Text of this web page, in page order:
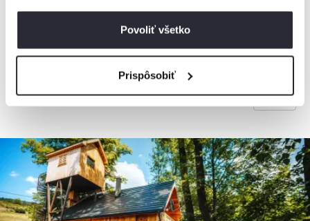
Povoliť všetko
Prispôsobiť
10 osôb, 3 spálne, 1 kúpeľňa
od110€ / noc